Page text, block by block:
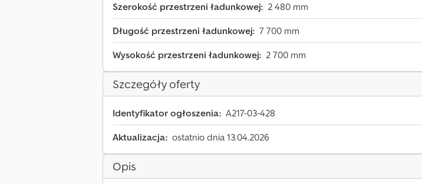
Szerokość przestrzeni ładunkowej: 2 480 mm
Długość przestrzeni ładunkowej: 7 700 mm
Wysokość przestrzeni ładunkowej: 2 700 mm
Szczegóły oferty
Identyfikator ogłoszenia: A217-03-428
Aktualizacja: ostatnio dnia 13.04.2026
Opis